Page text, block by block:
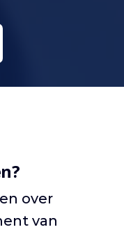
over
van